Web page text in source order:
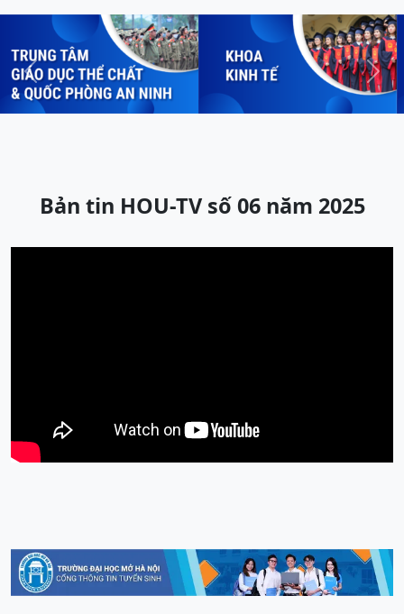
Previous Next
Bản tin HOU-TV số 06 năm 2025